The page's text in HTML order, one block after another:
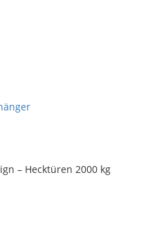
– Hecktüren 2000 kg